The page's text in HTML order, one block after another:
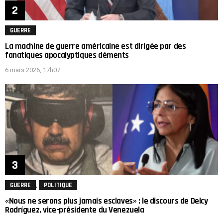
GUERRE
La machine de guerre américaine est dirigée par des
fanatiques apocalyptiques déments
6 mars 2026, 17h07
GUERRE POLITIQUE
«Nous ne serons plus jamais esclaves» : le discours de Delcy
Rodríguez, vice-présidente du Venezuela